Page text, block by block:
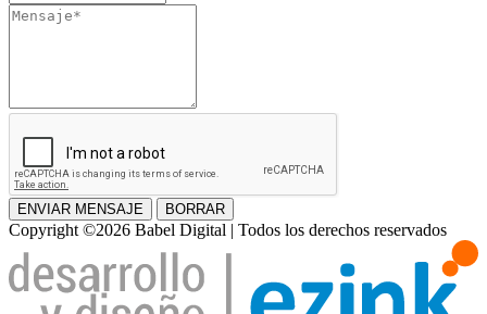
Mensaje
ENVIAR MENSAJE BORRAR
Copyright ©2026 Babel Digital | Todos los derechos reservados